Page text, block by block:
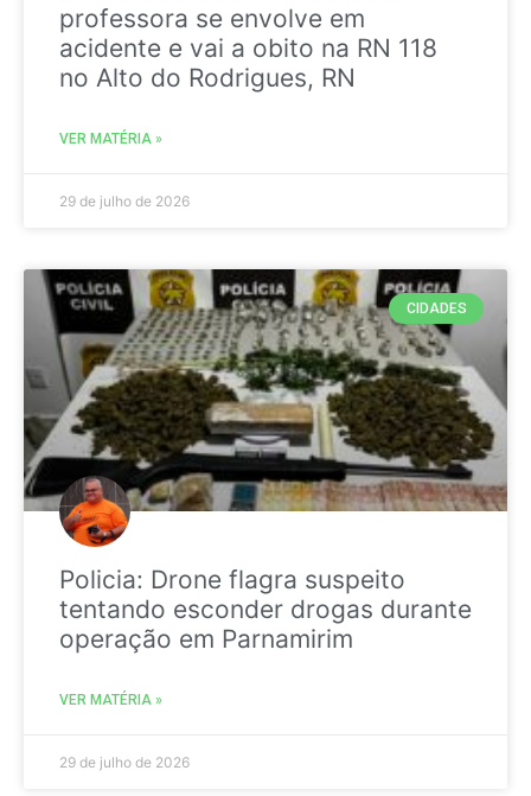
professora se envolve em
acidente e vai a obito na RN 118
no Alto do Rodrigues, RN
VER MATÉRIA »
29 de julho de 2026
CIDADES
Policia: Drone flagra suspeito
tentando esconder drogas durante
operação em Parnamirim
VER MATÉRIA »
29 de julho de 2026